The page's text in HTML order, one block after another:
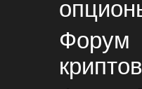
Форум